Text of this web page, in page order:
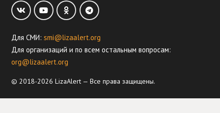
Для СМИ: smi@lizaalert.org
Для организаций и по всем остальным вопросам:
org@lizaalert.org
© 2018-2026 LizaAlert — Все права защищены.